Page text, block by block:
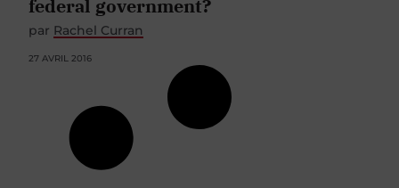
federal government?
par Rachel Curran
27 AVRIL 2016